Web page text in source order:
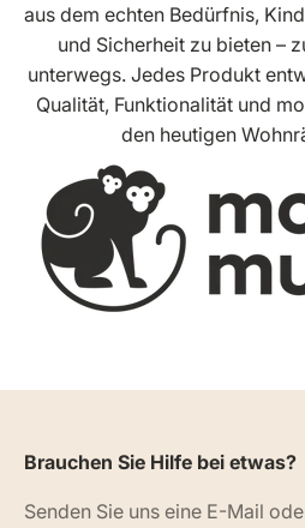
aus dem echten Bedürfnis,
und Sicherheit zu bieten –
unterwegs. Jedes Produkt
Qualität, Funktionalität und
den heutigen
Brauchen Sie Hilfe bei etwas?
Senden Sie uns eine E-Mail